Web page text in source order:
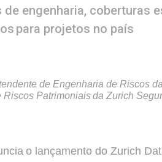
engenharia, coberturas
para projetos no país
de Engenharia de Riscos
Patrimoniais da Zurich
o lançamento do Zurich